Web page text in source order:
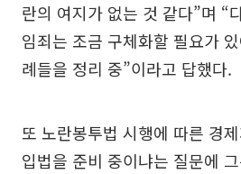
란의 여지가 없는 것 같다”며 “
임죄는 조금 구체화할 필요가
례들을 정리 중”이라고 답했다.
또 노란봉투법 시행에 따른 경
입법을 준비 중이냐는 질문에